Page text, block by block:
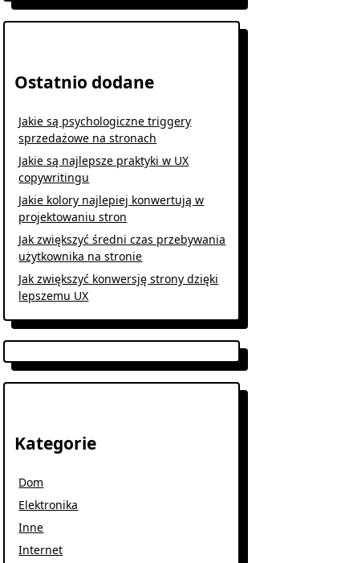
Ostatnio dodane
Jakie są psychologiczne triggery
sprzedażowe na stronach
Jakie są najlepsze praktyki w UX
copywritingu
Jakie kolory najlepiej konwertują w
projektowaniu stron
Jak zwiększyć średni czas przebywania
użytkownika na stronie
Jak zwiększyć konwersję strony dzięki
lepszemu UX
Kategorie
Dom
Elektronika
Inne
Internet